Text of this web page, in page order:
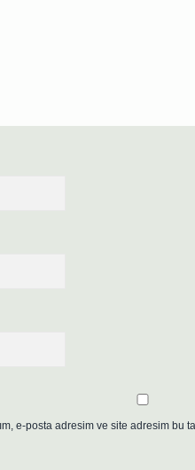
e-posta adresim ve site adresim bu